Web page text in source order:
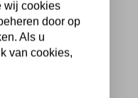
wij cookies
door op
Als u
van cookies,